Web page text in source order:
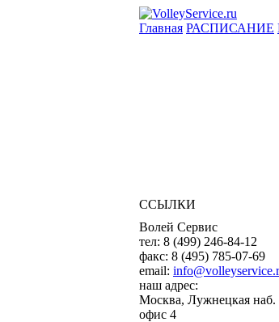
Главная РАСПИСАНИЕ
ССЫЛКИ
Волей Сервис
тел: 8 (499) 246-84-12
факс: 8 (495) 785-07-69
email:
наш адрес:
Москва, Лужнецкая наб.
офис 4